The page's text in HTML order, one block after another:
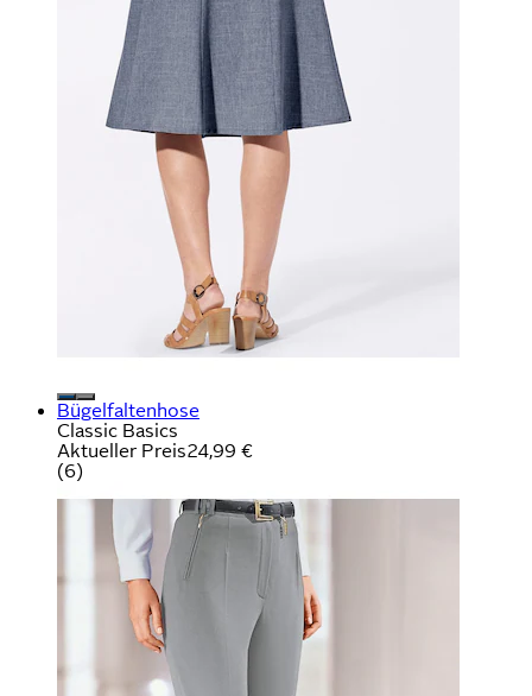
Bügelfaltenhose
Classic Basics
Aktueller Preis24,99 €
(6)